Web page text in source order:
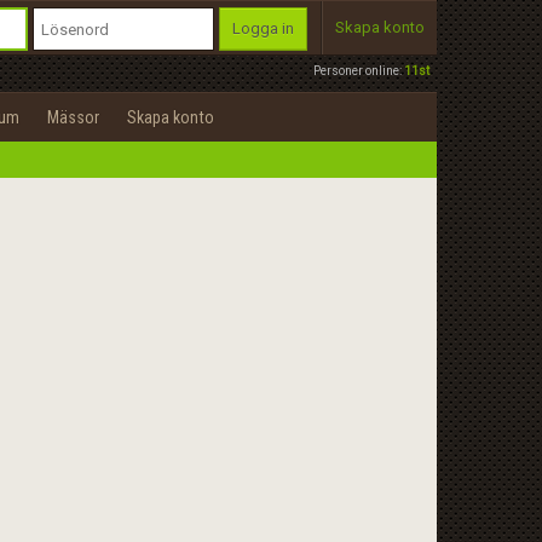
Personer online:11st
Logga in Skapa konto
Mässor Skapa konto